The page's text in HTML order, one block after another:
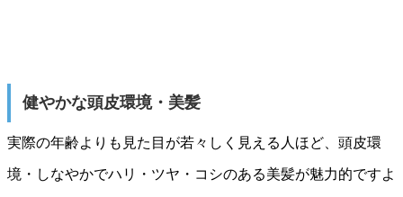
健やかな頭皮環境・美髪
実際の年齢よりも見た目が若々しく見える人ほど、頭皮環
境・しなやかでハリ・ツヤ・コシのある美髪が魅力的ですよ